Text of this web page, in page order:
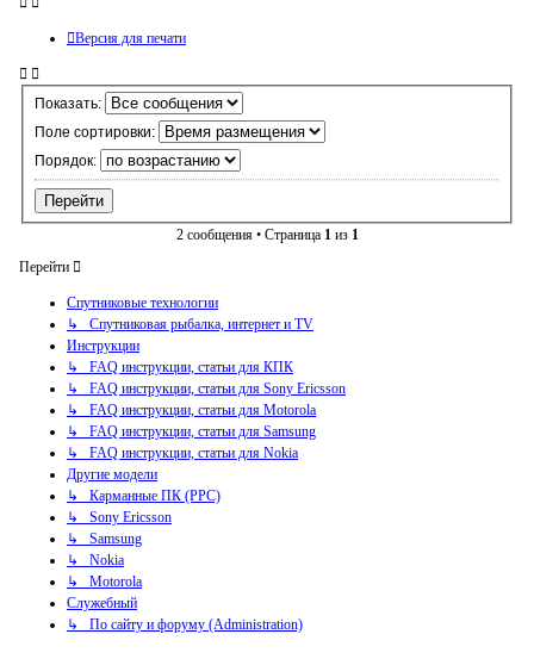
Версия для печати
Показать:
Поле сортировки:
Порядок:
2 сообщения • Страница 1из 1
Перейти
Спутниковые технологии
↳ Спутниковая рыбалка, интернет и TV
Инструкции
↳ FAQ инструкции, статьи для КПК
↳ FAQ инструкции, статьи для Sony Ericsson
↳ FAQ инструкции, статьи для Motorola
↳ FAQ инструкции, статьи для Samsung
↳ FAQ инструкции, статьи для Nokia
Другие модели
↳ Карманные ПК (PPC)
↳ Sony Ericsson
↳ Samsung
↳ Nokia
↳ Motorola
Служебный
↳ По сайту и форуму (Administration)